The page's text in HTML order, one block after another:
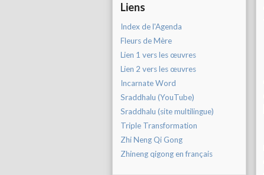
Liens
Index de l'Agenda
Fleurs de Mère
Lien 1 vers les œuvres
Lien 2 vers les œuvres
Incarnate Word
Sraddhalu (YouTube)
Sraddhalu (site multilingue)
Triple Transformation
Zhi Neng Qi Gong
Zhineng qigong en français